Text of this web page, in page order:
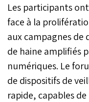
Les participants
face à la
aux campagnes
de haine amplifiés
numériques. Le
de dispositifs de
rapide, capables